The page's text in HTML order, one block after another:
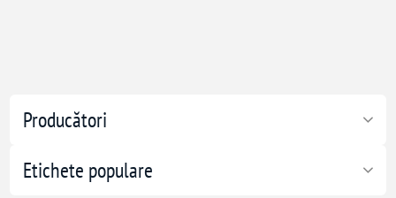
Producători
Etichete populare